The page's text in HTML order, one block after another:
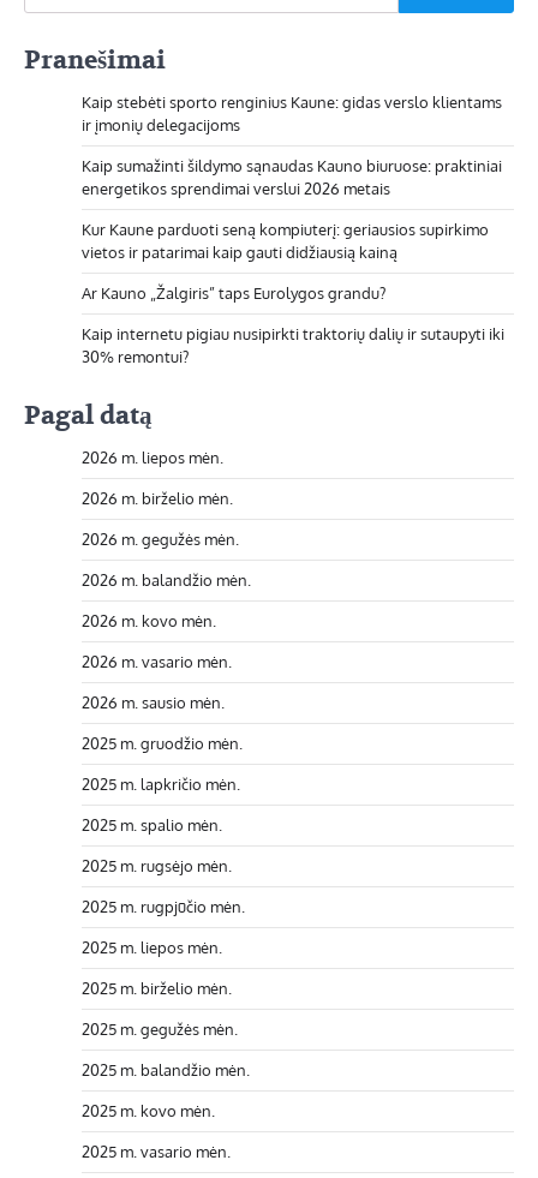
Pranešimai
Kaip stebėti sporto renginius Kaune: gidas verslo klientams
ir įmonių delegacijoms
Kaip sumažinti šildymo sąnaudas Kauno biuruose: praktiniai
energetikos sprendimai verslui 2026 metais
Kur Kaune parduoti seną kompiuterį: geriausios supirkimo
vietos ir patarimai kaip gauti didžiausią kainą
Ar Kauno „Žalgiris” taps Eurolygos grandu?
Kaip internetu pigiau nusipirkti traktorių dalių ir sutaupyti iki
30% remontui?
Pagal datą
2026 m. liepos mėn.
2026 m. birželio mėn.
2026 m. gegužės mėn.
2026 m. balandžio mėn.
2026 m. kovo mėn.
2026 m. vasario mėn.
2026 m. sausio mėn.
2025 m. gruodžio mėn.
2025 m. lapkričio mėn.
2025 m. spalio mėn.
2025 m. rugsėjo mėn.
2025 m. rugpjūčio mėn.
2025 m. liepos mėn.
2025 m. birželio mėn.
2025 m. gegužės mėn.
2025 m. balandžio mėn.
2025 m. kovo mėn.
2025 m. vasario mėn.